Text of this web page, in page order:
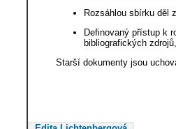
Rozsáhlou sbírku děl
Definovaný přístup k
bibliografických
Starší dokumenty jsou